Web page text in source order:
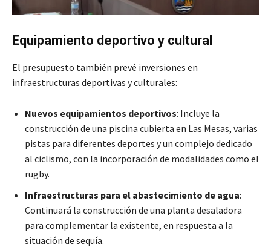
Equipamiento deportivo y cultural
El presupuesto también prevé inversiones en
infraestructuras deportivas y culturales:
Nuevos equipamientos deportivos: Incluye la
construcción de una piscina cubierta en Las Mesas, varias
pistas para diferentes deportes y un complejo dedicado
al ciclismo, con la incorporación de modalidades como el
rugby.
Infraestructuras para el abastecimiento de agua:
Continuará la construcción de una planta desaladora
para complementar la existente, en respuesta a la
situación de sequía.